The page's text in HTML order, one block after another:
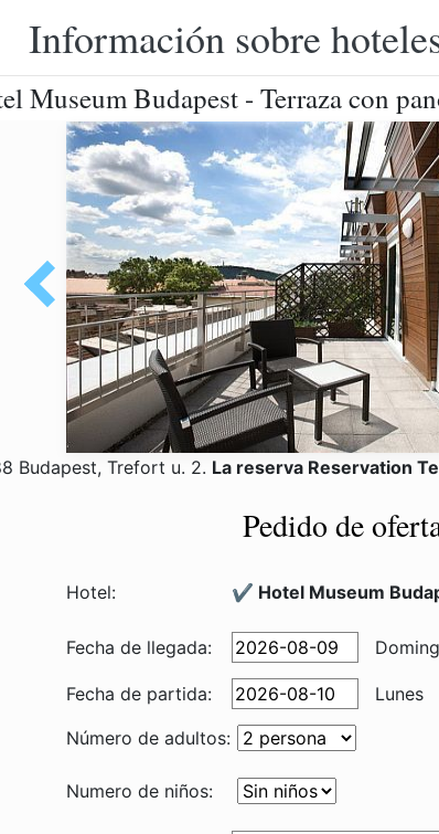
Información sobre
Museum Budapest - Terraza con
Budapest, Trefort u. 2. La reserva Reservation
Pedido de
Hotel: ✔️ Hotel Museum
Fecha de llegada:
Fecha de partida:
Lunes
Número de adultos:
Numero de niños: